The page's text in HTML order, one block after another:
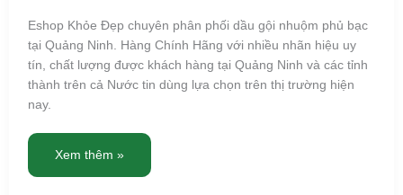
Eshop Khỏe Đẹp chuyên phân phối dầu gội nhuộm phủ bạc
tại Quảng Ninh. Hàng Chính Hãng với nhiều nhãn hiệu uy
tín, chất lượng được khách hàng tại Quảng Ninh và các tỉnh
thành trên cả Nước tin dùng lựa chọn trên thị trường hiện
nay.
Xem thêm »